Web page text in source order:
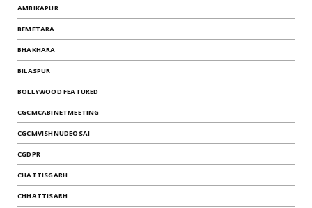
AMBIKAPUR
BEMETARA
BHAKHARA
BILASPUR
BOLLYWOOD FEATURED
CGCMCABINETMEETING
CGCMVISHNUDEOSAI
CGDPR
CHATTISGARH
CHHATTISARH